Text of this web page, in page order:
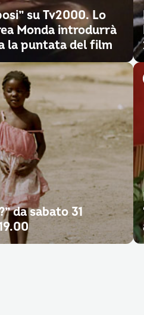
su Tv2000. Lo
Monda introdurrà
la puntata del film
da sabato 31